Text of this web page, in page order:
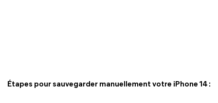
Étapes pour sauvegarder manuellement votre iPhone 14 :